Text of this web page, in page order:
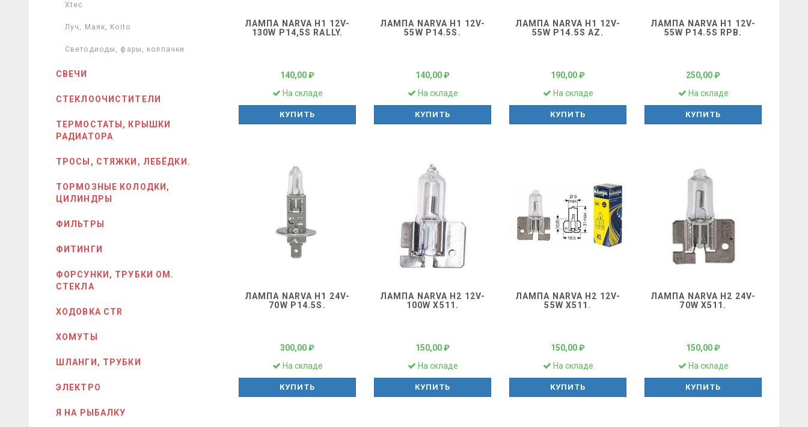
Xtec
Луч, Маяк, Koito
Светодиоды, фары, колпачки
СВЕЧИ
СТЕКЛООЧИСТИТЕЛИ
ТЕРМОСТАТЫ, КРЫШКИ
РАДИАТОРА
ТРОСЫ, СТЯЖКИ, ЛЕБЁДКИ.
ТОРМОЗНЫЕ КОЛОДКИ,
ЦИЛИНДРЫ
ФИЛЬТРЫ
ФИТИНГИ
ФОРСУНКИ, ТРУБКИ ОМ.
СТЕКЛА
ХОДОВКА CTR
ХОМУТЫ
ШЛАНГИ, ТРУБКИ
ЭЛЕКТРО
Я НА РЫБАЛКУ
ЛАМПА NARVA H1 12V-
130W P14,5S RALLY.
140,00 ₽
На складе
КУПИТЬ
ЛАМПА NARVA H1 12V-
55W P14.5S.
140,00 ₽
На складе
КУПИТЬ
ЛАМПА NARVA H1 12V-
55W P14.5S AZ.
190,00 ₽
На складе
КУПИТЬ
ЛАМПА NARVA H1 12V-
55W P14.5S RPB.
250,00 ₽
На складе
КУПИТЬ
ЛАМПА NARVA H1 24V-
70W P14.5S.
300,00 ₽
На складе
КУПИТЬ
ЛАМПА NARVA H2 12V-
100W X511.
150,00 ₽
На складе
КУПИТЬ
ЛАМПА NARVA H2 12V-
55W X511.
150,00 ₽
На складе
КУПИТЬ
ЛАМПА NARVA H2 24V-
70W X511.
150,00 ₽
На складе
КУПИТЬ